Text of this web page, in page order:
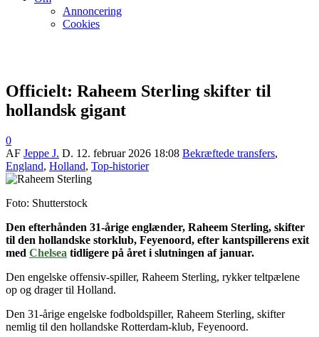
Annoncering
Cookies
Officielt: Raheem Sterling skifter til
hollandsk gigant
0
AF Jeppe J. D. 12. februar 2026 18:08 Bekræftede transfers,
England, Holland, Top-historier
Foto: Shutterstock
Den efterhånden 31-årige englænder, Raheem Sterling, skifter
til den hollandske storklub, Feyenoord, efter kantspillerens exit
med Chelsea tidligere på året i slutningen af januar.
Den engelske offensiv-spiller, Raheem Sterling, rykker teltpælene
op og drager til Holland.
Den 31-årige engelske fodboldspiller, Raheem Sterling, skifter
nemlig til den hollandske Rotterdam-klub, Feyenoord.